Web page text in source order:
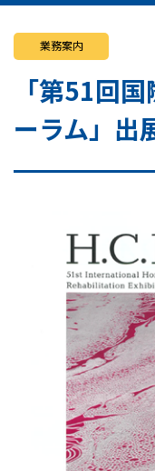
業務案内
「第51回
ーラム」出